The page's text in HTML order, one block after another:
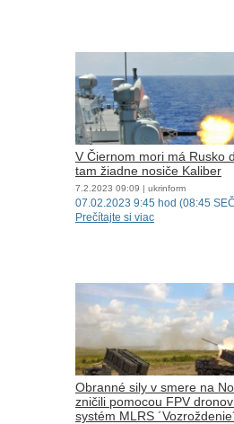
V Čiernom mori má Rusko
tam žiadne nosiče Kaliber
7.2.2023 09:09 | ukrinform
07.02.2023 9:45 hod (08:45
Prečítajte si viac
Obranné sily v smere na
zničili pomocou FPV
systém MLRS